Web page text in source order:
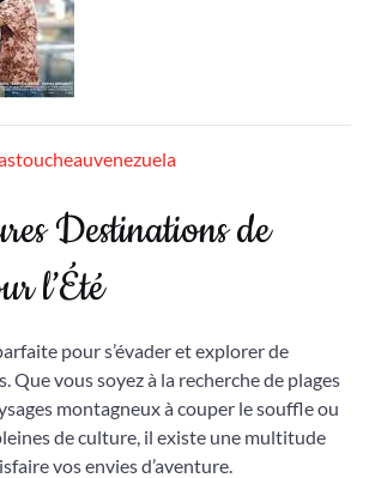
Destinations de
l’Été
pour s’évader et explorer de
Que vous soyez à la recherche de plages
montagneux à couper le souffle ou
de culture, il existe une multitude
vos envies d’aventure.